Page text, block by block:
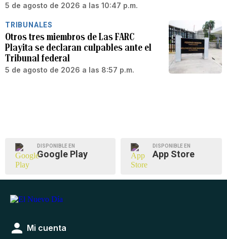
5 de agosto de 2026 a las 10:47 p.m.
TRIBUNALES
Otros tres miembros de Las FARC
Playita se declaran culpables ante el
Tribunal federal
5 de agosto de 2026 a las 8:57 p.m.
DISPONIBLE EN
Google Play
DISPONIBLE EN
App Store
Mi cuenta